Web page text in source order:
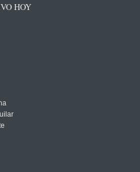
HOY